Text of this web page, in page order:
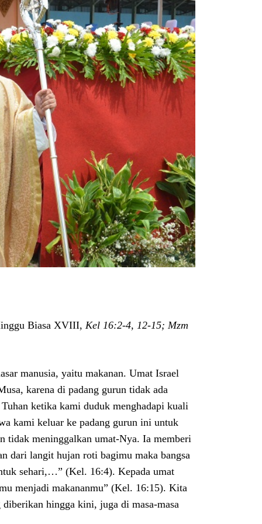
Biasa XVIII, Kel 16:2-4, 12-15; Mzm
manusia, yaitu makanan. Umat Israel
karena di padang gurun tidak ada
ketika kami duduk menghadapi kuali
kami keluar ke padang gurun ini untuk
tidak meninggalkan umat-Nya. Ia memberi
dari langit hujan roti bagimu maka bangsa
sehari,…” (Kel. 16:4). Kepada umat
menjadi makananmu” (Kel. 16:15). Kita
hingga kini, juga di masa-masa